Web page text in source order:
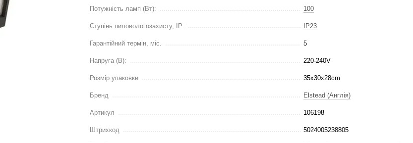
Потужність ламп (Вт): 100
Ступінь пиловологозахисту, IP: IP23
Гарантійний термін, міс. 5
Напруга (В): 220-240V
Розмір упаковки 35x30x28cm
Бренд Elstead (Англія)
Артикул 106198
Штрихкод 5024005238805